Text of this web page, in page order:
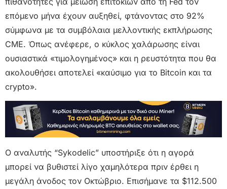
επόμενο μήνα έχουν αυξηθεί, φτάνοντας στο 92%
σύμφωνα με τα συμβόλαια μελλοντικής εκπλήρωσης
CME. Όπως ανέφερε, ο κύκλος χαλάρωσης είναι
ουσιαστικά «τιμολογημένος» και η ρευστότητα που θα
ακολουθήσει αποτελεί «καύσιμο για το Bitcoin και τα
crypto».
Ο αναλυτής “Sykodelic” υποστήριξε ότι η αγορά
μπορεί να βυθιστεί λίγο χαμηλότερα πριν έρθει η
μεγάλη άνοδος τον Οκτώβριο. Επισήμανε τα $112.500